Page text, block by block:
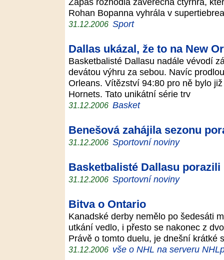
Rohan Bopanna vyhrála v
31.12.2006 Sport
Dallas ukázal, že to na New
Basketbalisté Dallasu nadále vévodí
devátou výhru za sebou. Navíc
Orleans. Vítězství 94:80 pro ně bylo
Hornets. Tato unikátní série trv
31.12.2006 Basket
Benešová zahájila sezonu
31.12.2006 Sportovní noviny
Basketbalisté Dallasu porazili
31.12.2006 Sportovní noviny
Bitva o Ontario
Kanadské derby nemělo po šedesáti
utkání vedlo, i přesto se nakonec z
Právě o tomto duelu, je dnešní krátké
31.12.2006 vše o NHL na serveru